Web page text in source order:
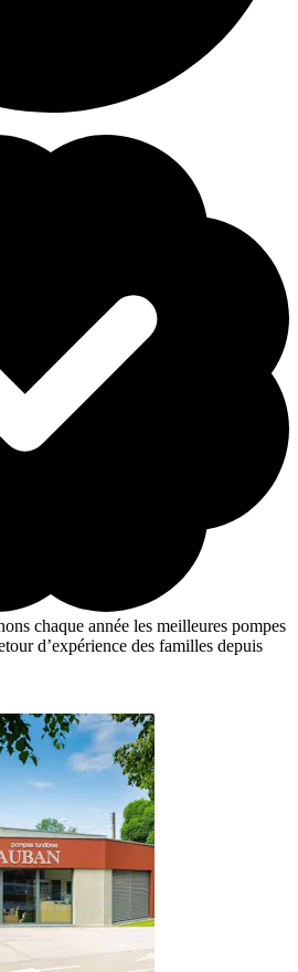
chaque année les meilleures pompes
d’expérience des familles depuis